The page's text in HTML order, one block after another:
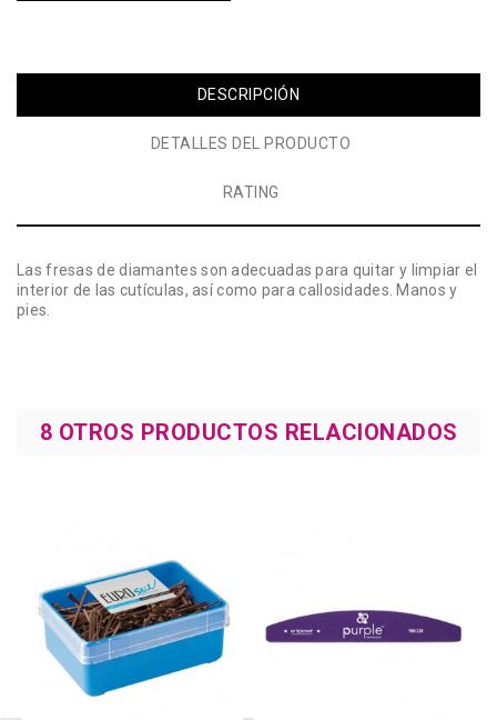
DESCRIPCIÓN
DETALLES DEL PRODUCTO
RATING
Las fresas de diamantes son adecuadas para quitar y limpiar el
interior de las cutículas, así como para callosidades. Manos y
pies.
8 OTROS PRODUCTOS RELACIONADOS